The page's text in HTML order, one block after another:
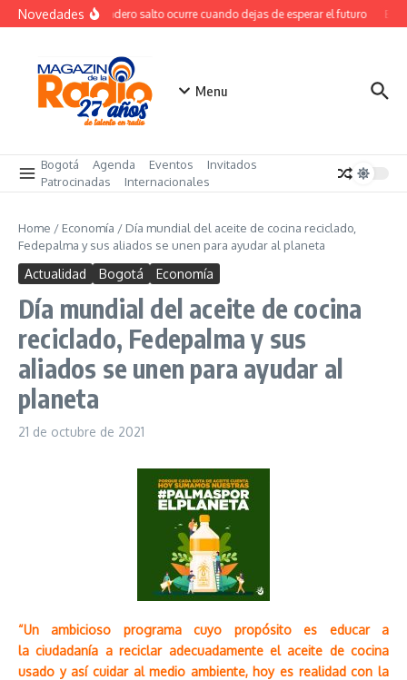
Saltar al contenido
NovedadesEl verdadero salto ocurre cuando dejas de esperar el futuro El
Menu
Bogotá Agenda Eventos
Invitados
Patrocinadas
Internacionales
Home / Economía / Día mundial del aceite de cocina reciclado,
Fedepalma y sus aliados se unen para ayudar al planeta
Actualidad Bogotá Economía
Día mundial del aceite de cocina
reciclado, Fedepalma y sus
aliados se unen para ayudar al
planeta
21 de octubre de 2021
“Un ambicioso programa cuyo propósito es educar a
la ciudadanía a reciclar adecuadamente el aceite de cocina
usado y así cuidar al medio ambiente, hoy es realidad con la